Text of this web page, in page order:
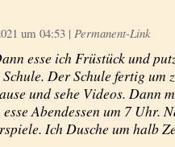
um 04:53 | Permanent-Link
esse ich Früstück und
Der Schule fertig um
und sehe Videos. Dann
Abendessen um 7 Uhr.
Ich Dusche um halb